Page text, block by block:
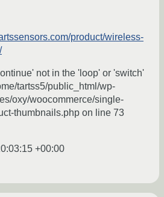
product/wireless-
not in the 'loop' or 'switch'
tartss5/public_html/wp-
oxy/woocommerce/single-
thumbnails.php on line 73
+00:00